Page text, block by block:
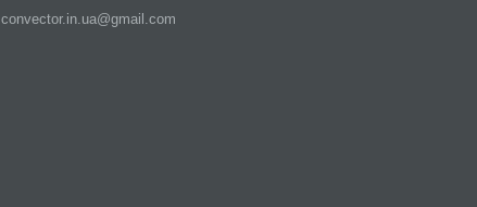
convector.in.ua@gmail.com